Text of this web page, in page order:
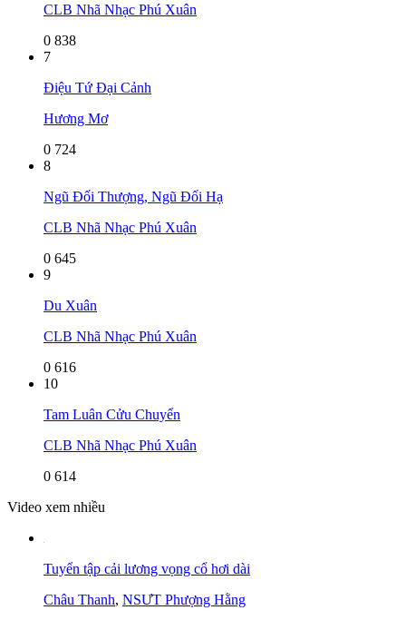
CLB Nhã Nhạc Phú Xuân
0 838
7
Điệu Tứ Đại Cảnh
Hương Mơ
0 724
8
Ngũ Đối Thượng, Ngũ Đối Hạ
CLB Nhã Nhạc Phú Xuân
0 645
9
Du Xuân
CLB Nhã Nhạc Phú Xuân
0 616
10
Tam Luân Cửu Chuyển
CLB Nhã Nhạc Phú Xuân
0 614
Video xem nhiều
Tuyển tập cải lương vọng cổ hơi dài
Châu Thanh, NSƯT Phượng Hằng